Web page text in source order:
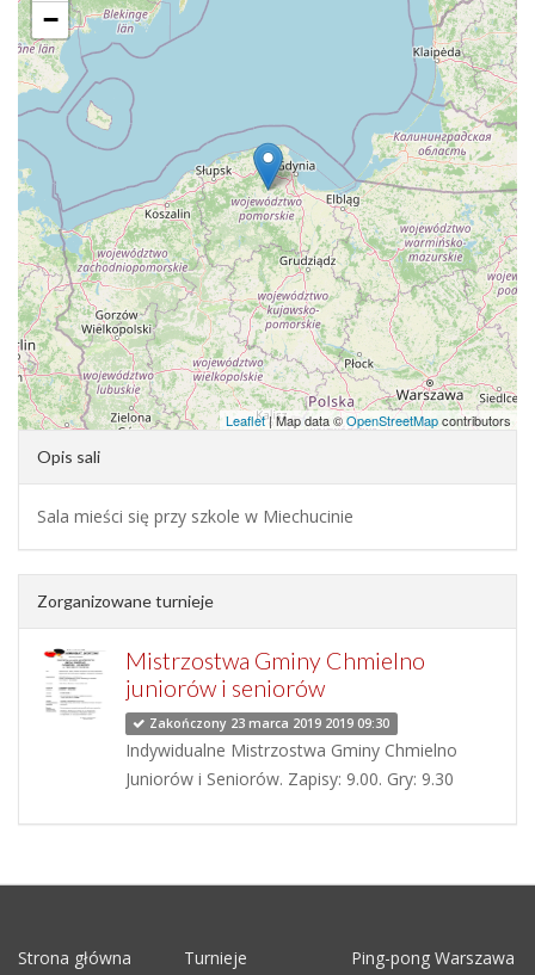
−
Leaflet| Map data ©OpenStreetMapcontributors
Opis sali
Sala mieści się przy szkole w Miechucinie
Zorganizowane turnieje
Mistrzostwa Gminy Chmielno
juniorów i seniorów
Zakończony 23 marca 2019 2019 09:30
Indywidualne Mistrzostwa Gminy Chmielno
Juniorów i Seniorów. Zapisy: 9.00. Gry: 9.30
Strona główna Turnieje Ping-pong Warszawa